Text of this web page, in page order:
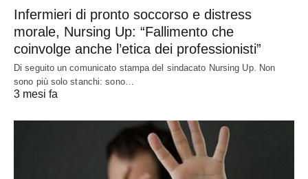
Infermieri di pronto soccorso e distress
morale, Nursing Up: “Fallimento che
coinvolge anche l’etica dei professionisti”
Di seguito un comunicato stampa del sindacato Nursing Up. Non
sono più solo stanchi: sono…
3 mesi fa